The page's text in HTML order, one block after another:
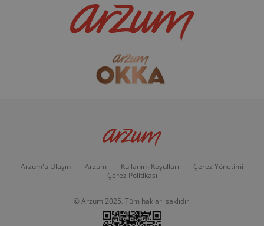
Arzum'a Ulaşın Arzum Kullanım Koşulları
Çerez Yönetimi
Çerez Politikası
© Arzum 2025. Tüm hakları saklıdır.